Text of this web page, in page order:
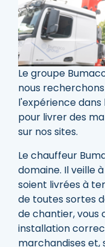
Le groupe
nous
l'expérience
pour livrer des
sur nos sites.
Le chauffeur
domaine. Il veille
soient livrées à
de toutes sortes
de chantier, vous
installation
marchandises et,